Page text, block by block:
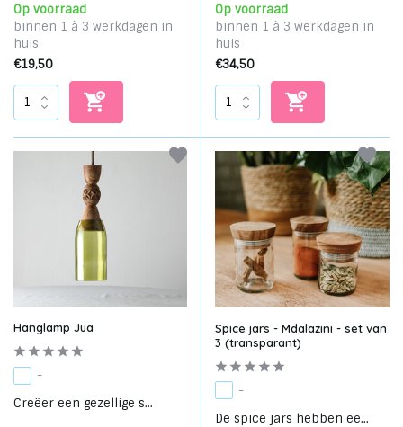
Op voorraad
binnen 1 à 3 werkdagen in
huis
€19,50
Op voorraad
binnen 1 à 3 werkdagen in
huis
€34,50
Hanglamp Jua
-
Creëer een gezellige s...
Spice jars - Mdalazini - set van
3 (transparant)
-
De spice jars hebben ee...